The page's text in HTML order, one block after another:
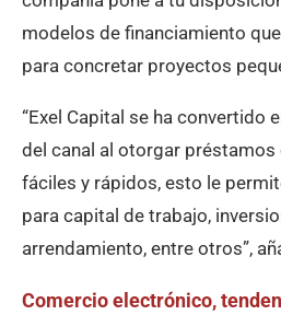
modelos de financiamiento
para concretar proyectos
“Exel Capital se ha convertido
del canal al otorgar
fáciles y rápidos, esto le
para capital de trabajo,
arrendamiento, entre otros”,
Comercio electrónico,